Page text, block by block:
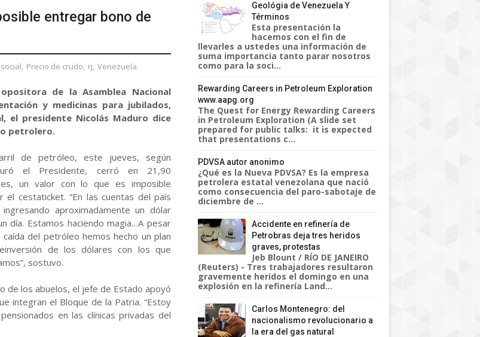
entregar bono de
, Precio de crudo, rj, Venezuela
de la Asamblea Nacional
y medicinas para jubilados,
el presidente Nicolás Maduro dice
petrolero.
de petróleo, este jueves, según
el Presidente, cerró en 21,90
un valor con lo que es imposible
el cestaticket. “En las cuentas del país
aproximadamente un dólar
día. Estamos haciendo magia…A pesar
caída del petróleo hemos hecho un plan
de los dólares con los que
sostuvo.
de los abuelos, el jefe de Estado apoyó
integran el Bloque de la Patria. “Estoy
en las clínicas privadas del
Geológia de Venezuela Y
Términos
Esta presentación la
hacemos con el fin de
llevarles a ustedes una información de
suma importancia tanto parar nosotros
como para la soci...
Rewarding Careers in Petroleum Exploration
www.aapg.org
The Quest for Energy Rewarding Careers
in Petroleum Exploration (A slide set
prepared for public talks: it is expected
that presentations c...
PDVSA autor anonimo
¿Qué es la Nueva PDVSA? Es la empresa
petrolera estatal venezolana que nació
como consecuencia del paro-sabotaje de
diciembre de ...
Accidente en refinería de
Petrobras deja tres heridos
graves, protestas
Jeb Blount / RÍO DE JANEIRO
(Reuters) - Tres trabajadores resultaron
gravemente heridos el domingo en una
explosión en la refinería Land...
Carlos Montenegro: del
nacionalismo revolucionario a
la era del gas natural